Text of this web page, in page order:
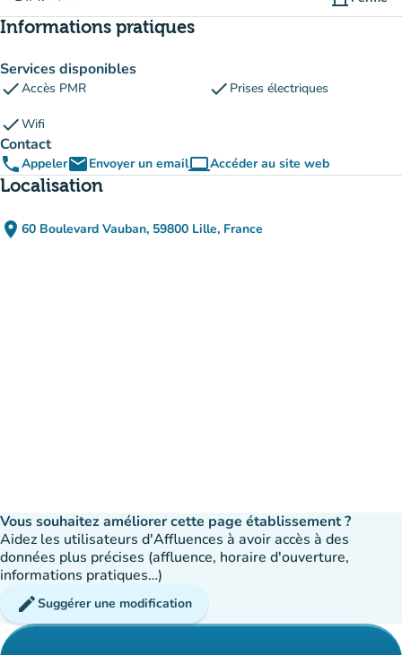
Informations pratiques
Services disponibles
checkAccès PMR check Prises électriques
checkWifi
Contact
phoneAppeleremailEnvoyer un emailcomputerAccéder au site web
(nouvel onglet)
Localisation
place 60 Boulevard Vauban, 59800 Lille, France
(ouvrir dans Google Maps)
(nouvel onglet)
Vous souhaitez améliorer cette page établissement ?
Aidez les utilisateurs d'Affluences à avoir accès à des
données plus précises (affluence, horaire d'ouverture,
informations pratiques…)
editSuggérer une modification